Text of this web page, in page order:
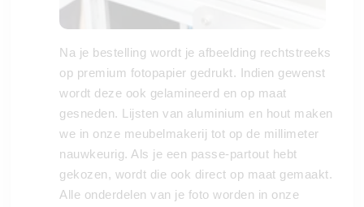
Na je bestelling wordt je afbeelding rechtstreeks
op premium fotopapier gedrukt. Indien gewenst
wordt deze ook gelamineerd en op maat
gesneden. Lijsten van aluminium en hout maken
we in onze meubelmakerij tot op de millimeter
nauwkeurig. Als je een passe-partout hebt
gekozen, wordt die ook direct op maat gemaakt.
Alle onderdelen van je foto worden in onze